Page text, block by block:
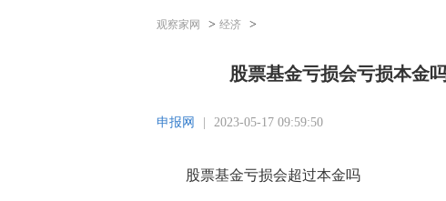
观察家网 > 经济 >
股票基金亏损会亏损本金
申报网 2023-05-17 09:59:50
股票基金亏损会超过本金吗